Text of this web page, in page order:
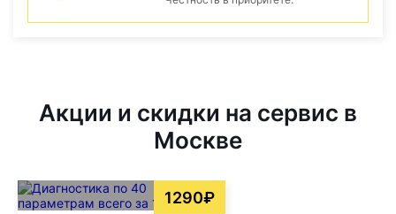
Акции и скидки на сервис в
Москве
1290₽